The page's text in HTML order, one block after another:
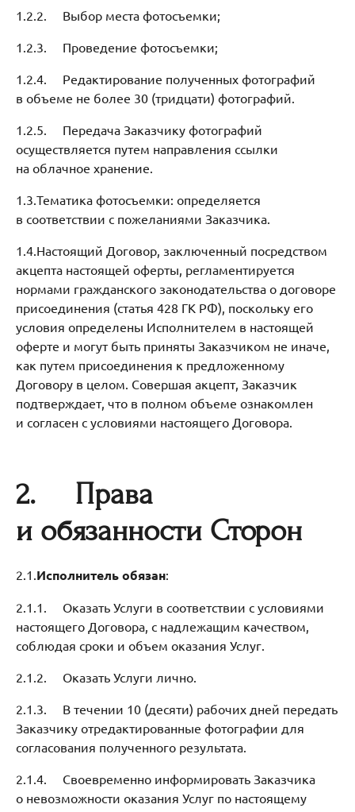
1.2.2. Выбор места фотосъемки;
1.2.3. Проведение фотосъемки;
1.2.4. Редактирование полученных фотографий
в объеме не более 30 (тридцати) фотографий.
1.2.5. Передача Заказчику фотографий
осуществляется путем направления ссылки
на облачное хранение.
1.3.Тематика фотосъемки: определяется
в соответствии с пожеланиями Заказчика.
1.4.Настоящий Договор, заключенный посредством
акцепта настоящей оферты, регламентируется
нормами гражданского законодательства о договоре
присоединения (статья 428 ГК РФ), поскольку его
условия определены Исполнителем в настоящей
оферте и могут быть приняты Заказчиком не иначе,
как путем присоединения к предложенному
Договору в целом. Совершая акцепт, Заказчик
подтверждает, что в полном объеме ознакомлен
и согласен с условиями настоящего Договора.
2. Права
и обязанности Сторон
2.1. Исполнитель обязан:
2.1.1. Оказать Услуги в соответствии с условиями
настоящего Договора, с надлежащим качеством,
соблюдая сроки и объем оказания Услуг.
2.1.2. Оказать Услуги лично.
2.1.3. В течении 10 (десяти) рабочих дней передать
Заказчику отредактированные фотографии для
согласования полученного результата.
2.1.4. Своевременно информировать Заказчика
о невозможности оказания Услуг по настоящему